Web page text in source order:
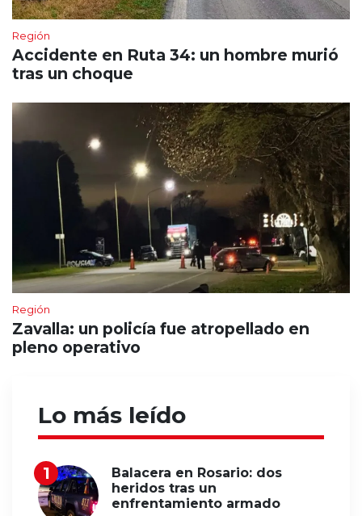
Región
Accidente en Ruta 34: un hombre murió
tras un choque
Región
Zavalla: un policía fue atropellado en
pleno operativo
Lo más leído
Balacera en Rosario: dos
heridos tras un
enfrentamiento armado